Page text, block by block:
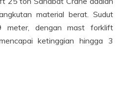
material berat. Sudut
meter, dengan mast forklift
ketinggian hingga 3